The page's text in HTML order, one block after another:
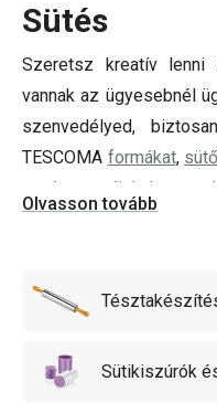
Sütés
Szeretsz kreatív lenni
vannak az ügyesebnél
szenvedélyed,
TESCOMA formákat,
tésztanyújtó
számára ajánljuk
pillantást az ízletes
Olvasson tovább
Sütikiszúrók